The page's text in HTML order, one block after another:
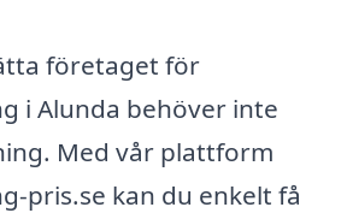
företaget för
i Alunda behöver inte
Med vår plattform
pris.se kan du enkelt få